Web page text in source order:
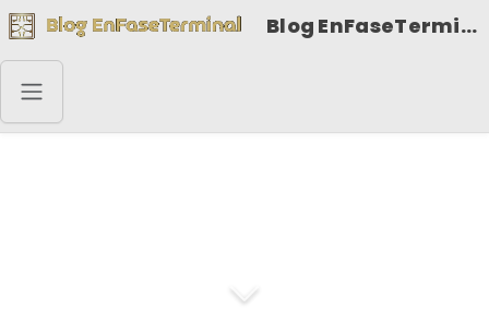
Blog EnFaseTerminal